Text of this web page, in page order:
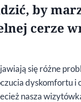
by
cerze
się różne
dyskomfortu i
nasza